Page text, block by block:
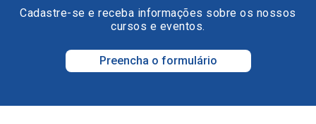
Cadastre-se e receba informações sobre os nossos
cursos e eventos.
Preencha o formulário